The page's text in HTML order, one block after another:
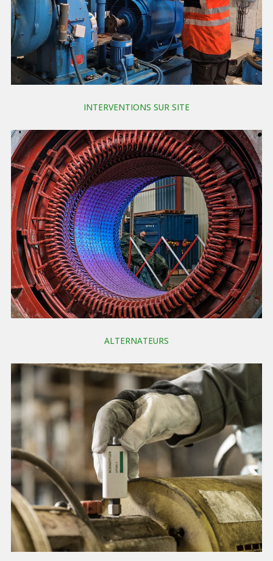
INTERVENTIONS SUR SITE
ALTERNATEURS